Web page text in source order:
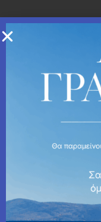
0
την εμμηνόπαυση και